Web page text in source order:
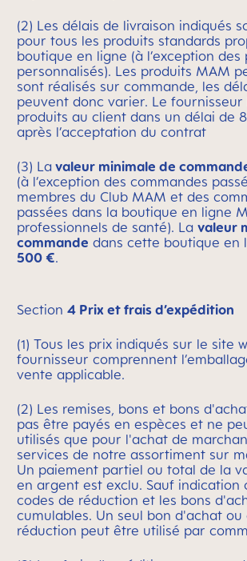
(2) Les délais de livraison indiqués
pour tous les produits standards
boutique en ligne (à l’exception
personnalisés). Les produits MAM
sont réalisés sur commande, les
peuvent donc varier. Le fournisseur
produits au client dans un délai de
après l’acceptation du contrat
(3) La valeur minimale de
(à l’exception des commandes
membres du Club MAM et des
passées dans la boutique en ligne
professionnels de santé). La valeur
commande dans cette boutique en
500 €.
Section 4 Prix et frais d’expédition
(1) Tous les prix indiqués sur le site
fournisseur comprennent
vente applicable.
(2) Les remises, bons et bons
pas être payés en espèces et ne
utilisés que pour l'achat de
services de notre assortiment sur
Un paiement partiel ou total de la
en argent est exclu. Sauf indication
codes de réduction et les bons
cumulables. Un seul bon d'achat ou
réduction peut être utilisé par